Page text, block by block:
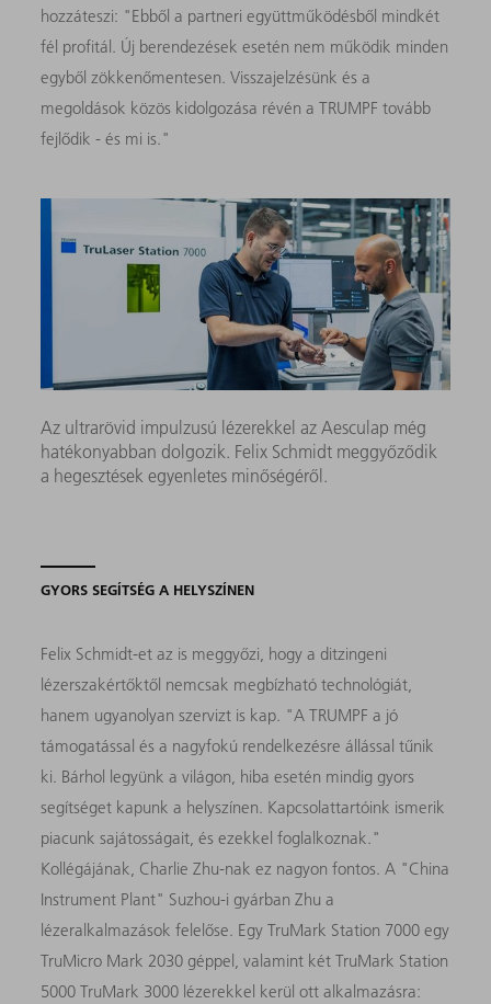
hozzáteszi: "Ebből a partneri együttműködésből mindkét
fél profitál. Új berendezések esetén nem működik minden
egyből zökkenőmentesen. Visszajelzésünk és a
megoldások közös kidolgozása révén a TRUMPF tovább
fejlődik - és mi is."
Az ultrarövid impulzusú lézerekkel az Aesculap még
hatékonyabban dolgozik. Felix Schmidt meggyőződik
a hegesztések egyenletes minőségéről.
GYORS SEGÍTSÉG A HELYSZÍNEN
Felix Schmidt-et az is meggyőzi, hogy a ditzingeni
lézerszakértőktől nemcsak megbízható technológiát,
hanem ugyanolyan szervizt is kap. "A TRUMPF a jó
támogatással és a nagyfokú rendelkezésre állással tűnik
ki. Bárhol legyünk a világon, hiba esetén mindig gyors
segítséget kapunk a helyszínen. Kapcsolattartóink ismerik
piacunk sajátosságait, és ezekkel foglalkoznak."
Kollégájának, Charlie Zhu-nak ez nagyon fontos. A "China
Instrument Plant" Suzhou-i gyárban Zhu a
lézeralkalmazások felelőse. Egy TruMark Station 7000 egy
TruMicro Mark 2030 géppel, valamint két TruMark Station
5000 TruMark 3000 lézerekkel kerül ott alkalmazásra: